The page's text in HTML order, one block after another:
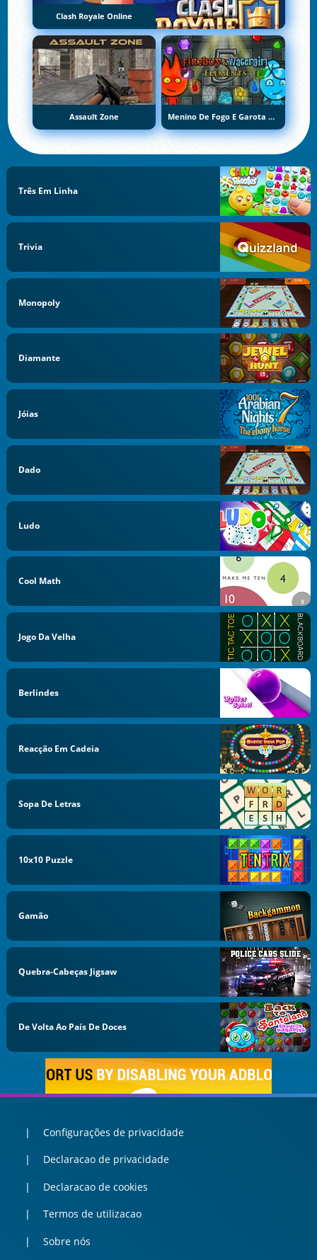
Clash Royale Online
Assault Zone Menino De Fogo E Garota De Água 5: Elementos
Três Em Linha
Trivia
Monopoly
Diamante
Jóias
Dado
Ludo
Cool Math
Jogo Da Velha
Berlindes
Reacção Em Cadeia
Sopa De Letras
10x10 Puzzle
Gamão
Quebra-Cabeças Jigsaw
De Volta Ao País De Doces
Configurações de privacidade
Declaracao de privacidade
Declaracao de cookies
Termos de utilizacao
Sobre nós